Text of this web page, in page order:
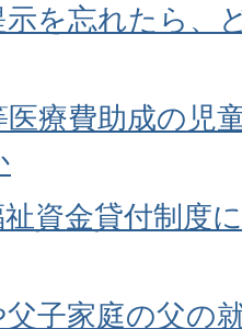
示を忘れたら、
療費助成の児
資金貸付制度
子家庭の父の